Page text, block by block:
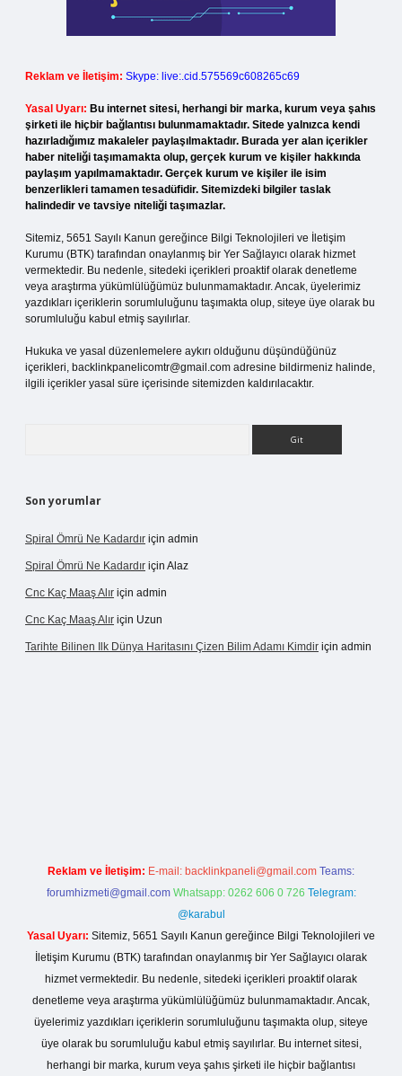
Reklam ve İletişim: Skype: live:.cid.575569c608265c69
Yasal Uyarı: Bu internet sitesi, herhangi bir marka, kurum veya şahıs
şirketi ile hiçbir bağlantısı bulunmamaktadır. Sitede yalnızca kendi
hazırladığımız makaleler paylaşılmaktadır. Burada yer alan içerikler
haber niteliği taşımamakta olup, gerçek kurum ve kişiler hakkında
paylaşım yapılmamaktadır. Gerçek kurum ve kişiler ile isim
benzerlikleri tamamen tesadüfidir. Sitemizdeki bilgiler taslak
halindedir ve tavsiye niteliği taşımazlar.
Sitemiz, 5651 Sayılı Kanun gereğince Bilgi Teknolojileri ve İletişim
Kurumu (BTK) tarafından onaylanmış bir Yer Sağlayıcı olarak hizmet
vermektedir. Bu nedenle, sitedeki içerikleri proaktif olarak denetleme
veya araştırma yükümlülüğümüz bulunmamaktadır. Ancak, üyelerimiz
yazdıkları içeriklerin sorumluluğunu taşımakta olup, siteye üye olarak bu
sorumluluğu kabul etmiş sayılırlar.
Hukuka ve yasal düzenlemelere aykırı olduğunu düşündüğünüz
içerikleri, backlinkpanelicomtr@gmail.com adresine bildirmeniz halinde,
ilgili içerikler yasal süre içerisinde sitemizden kaldırılacaktır.
Son yorumlar
Spiral Ömrü Ne Kadardır için admin
Spiral Ömrü Ne Kadardır için Alaz
Cnc Kaç Maaş Alır için admin
Cnc Kaç Maaş Alır için Uzun
Tarihte Bilinen Ilk Dünya Haritasını Çizen Bilim Adamı Kimdir için admin
Reklam ve İletişim: E-mail: backlinkpaneli@gmail.com Teams:
forumhizmeti@gmail.com Whatsapp: 0262 606 0 726 Telegram:
@karabul
Yasal Uyarı: Sitemiz, 5651 Sayılı Kanun gereğince Bilgi Teknolojileri ve
İletişim Kurumu (BTK) tarafından onaylanmış bir Yer Sağlayıcı olarak
hizmet vermektedir. Bu nedenle, sitedeki içerikleri proaktif olarak
denetleme veya araştırma yükümlülüğümüz bulunmamaktadır. Ancak,
üyelerimiz yazdıkları içeriklerin sorumluluğunu taşımakta olup, siteye
üye olarak bu sorumluluğu kabul etmiş sayılırlar. Bu internet sitesi,
herhangi bir marka, kurum veya şahıs şirketi ile hiçbir bağlantısı